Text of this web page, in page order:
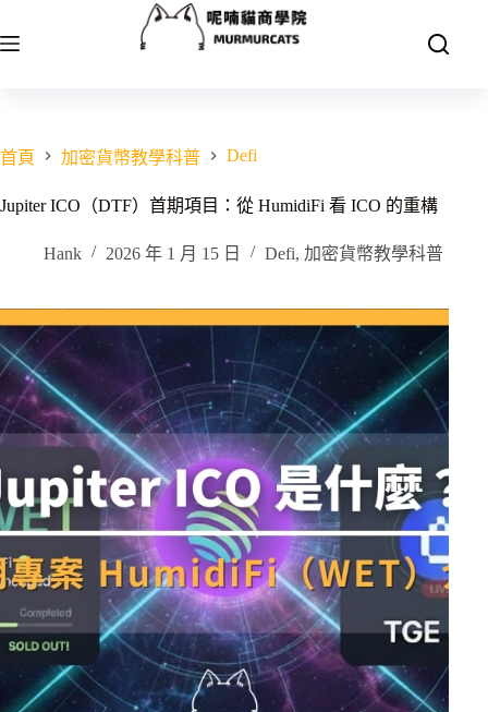
至
容
首頁 加密貨幣教學科普 Defi
Jupiter ICO（DTF）首期項目：從 HumidiFi 看 ICO 的重構
Hank 2026 年 1 月 15 日 Defi, 加密貨幣教學科普